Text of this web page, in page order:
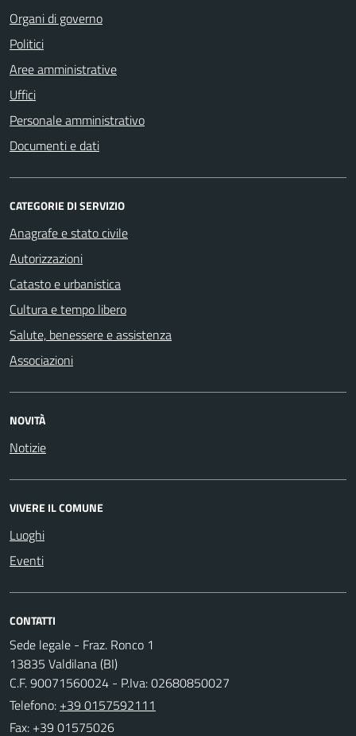
Organi di governo
Politici
Aree amministrative
Uffici
Personale amministrativo
Documenti e dati
CATEGORIE DI SERVIZIO
Anagrafe e stato civile
Autorizzazioni
Catasto e urbanistica
Cultura e tempo libero
Salute, benessere e assistenza
Associazioni
NOVITÀ
Notizie
VIVERE IL COMUNE
Luoghi
Eventi
CONTATTI
Sede legale - Fraz. Ronco 1
13835 Valdilana (BI)
C.F. 90071560024 - P.Iva: 02680850027
Telefono: +39 0157592111
Fax: +39 01575026